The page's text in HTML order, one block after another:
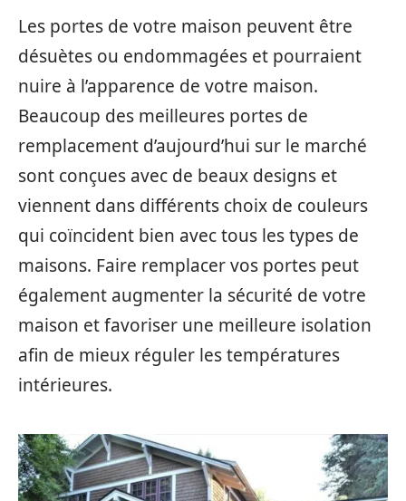
Les portes de votre maison peuvent être
désuètes ou endommagées et pourraient
nuire à l’apparence de votre maison.
Beaucoup des meilleures portes de
remplacement d’aujourd’hui sur le marché
sont conçues avec de beaux designs et
viennent dans différents choix de couleurs
qui coïncident bien avec tous les types de
maisons. Faire remplacer vos portes peut
également augmenter la sécurité de votre
maison et favoriser une meilleure isolation
afin de mieux réguler les températures
intérieures.